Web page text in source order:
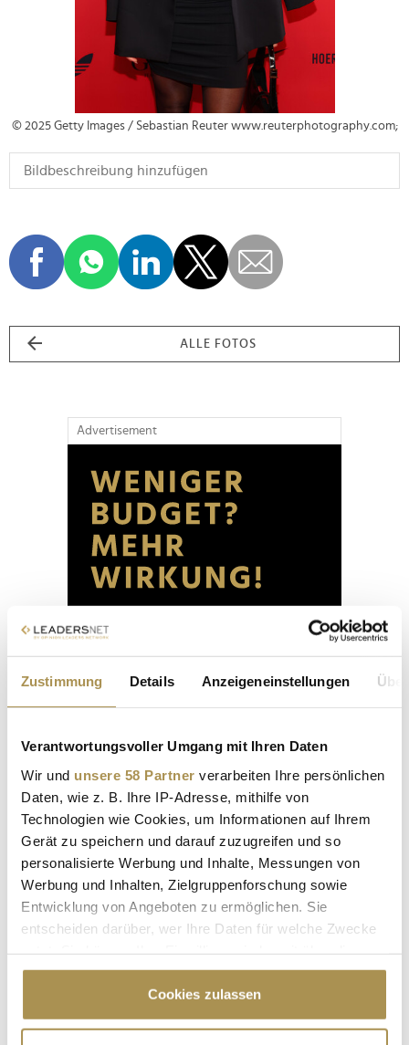
Zustimmung Details Anzeigeneinstellungen
Verantwortungsvoller Umgang mit Ihren Daten
Wir und unsere 58 Partner verarbeiten Ihre persönlichen
Daten, wie z. B. Ihre IP-Adresse, mithilfe von
Technologien wie Cookies, um Informationen auf Ihrem
Gerät zu speichern und darauf zuzugreifen und so
personalisierte Werbung und Inhalte, Messungen von
Werbung und Inhalten, Zielgruppenforschung sowie
Entwicklung von Angeboten zu ermöglichen. Sie
entscheiden darüber, wer Ihre Daten für welche Zwecke
Cookie-Erklärung oder durch Klicken auf das Privacy
Trigger Symbol ändern oder widerrufen
Cookies zulassen
© 2025 Getty Images / Sebastian Reuter www.reuterphotography.com;
ALLE FOTOS
Advertisement